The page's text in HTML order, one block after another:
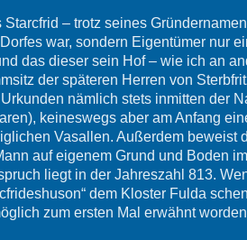
– trotz seines
war, sondern Eigentümer nur
das dieser sein Hof – wie ich an
der späteren Herren von
nämlich stets inmitten der
keineswegs aber am Anfang
Vasallen. Außerdem beweist
auf eigenem Grund und Boden
liegt in der Jahreszahl 813.
dem Kloster Fulda
zum ersten Mal erwähnt